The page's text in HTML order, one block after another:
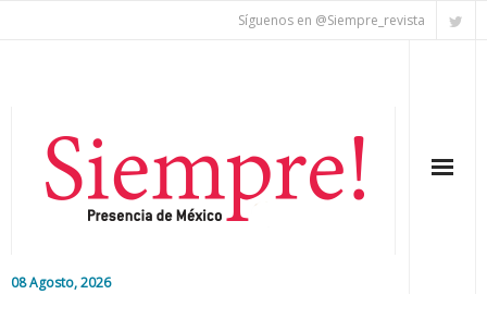
Síguenos en @Siempre_revista
08 Agosto, 2026